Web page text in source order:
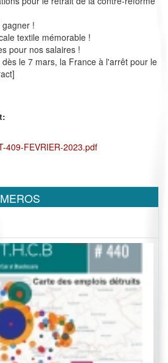
!
textile mémorable !
pour nos salaires !
le 7 mars, la France à l'arrêt pour le
409-FEVRIER-2023.pdf